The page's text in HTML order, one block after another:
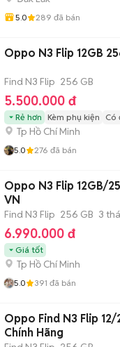
5.0 289 đã bán
Oppo N3 Flip 12GB
Find N3 Flip 256 GB
5.500.000 đ
Rẻ hơn Kèm phụ kiện Có
Tp Hồ Chí Minh
5.0 276 đã bán
Oppo N3 Flip 12GB/
VN
Find N3 Flip 256 GB 3
6.990.000 đ
Giá tốt
Tp Hồ Chí Minh
5.0 391 đã bán
Oppo Find N3 Flip
Chính Hãng